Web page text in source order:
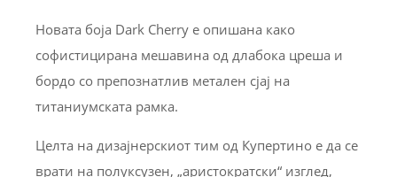
Новата боја Dark Cherry е опишана како
софистицирана мешавина од длабока цреша и
бордо со препознатлив метален сјај на
титаниумската рамка.
Целта на дизајнерскиот тим од Купертино е да се
врати на полуксузен, „аристократски“ изглед,